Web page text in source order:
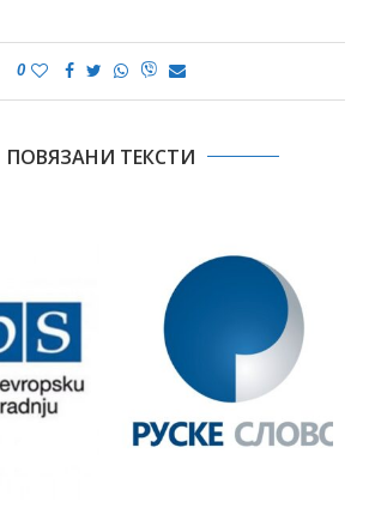
0
ПОВЯЗАНИ ТЕКСТИ